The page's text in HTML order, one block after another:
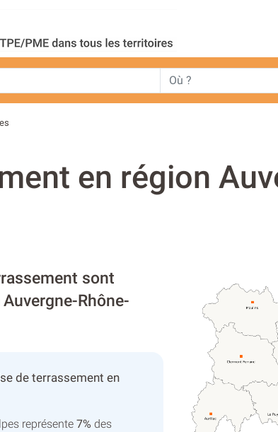
en région
sont
Rhône-
de terrassement en
représente 7% des